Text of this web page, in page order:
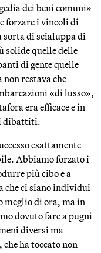
dei beni comuni»
forzare i vincoli di
sorta di scialuppa di
solide quelle delle
di gente quelle
restava che
«di lusso»,
era efficace e in
dibattiti.
esattamente
Abbiamo forzato i
più cibo e a
che ci siano individui
meglio di ora, ma in
dovuto fare a pugni
diversi ma
ha toccato non